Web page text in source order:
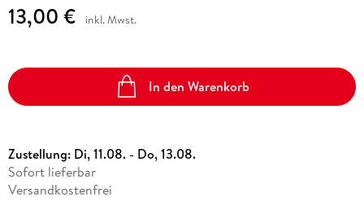
13,00 € inkl. Mwst.
In den Warenkorb
Zustellung: Di, 11.08. - Do, 13.08.
Sofort lieferbar
Versandkostenfrei